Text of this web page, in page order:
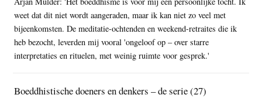
weet dat dit niet wordt aangeraden, maar ik kan niet zo veel met
bijeenkomsten. De meditatie-ochtenden en weekend-retraites die ik
heb bezocht, leverden mij vooral 'ongeloof op – over starre
interpretaties en rituelen, met weinig ruimte voor gesprek.'
Boeddhistische doeners en denkers – de serie (27)